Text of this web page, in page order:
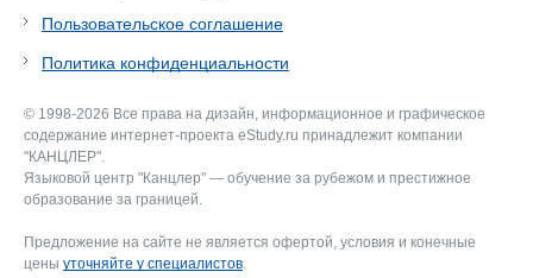
Пользовательское соглашение
Политика конфиденциальности
© 1998-2026 Все права на дизайн, информационное и графическое
содержание интернет-проекта eStudy.ru принадлежит компании
"КАНЦЛЕР".
Языковой центр "Канцлер" — обучение за рубежом и престижное
образование за границей.
Предложение на сайте не является офертой, условия и конечные
цены уточняйте у специалистов.